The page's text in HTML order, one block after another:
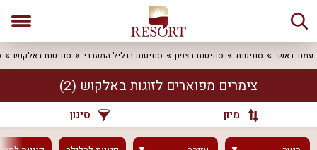
עמוד ראשי סוויטות סוויטות בצפון סוויטות בגליל המערבי סוויטות באלקוש
צימרים מפוארים לזוגות באלקוש (2)
מיון סינון